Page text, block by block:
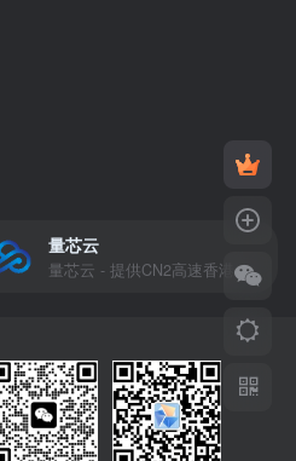
量芯云
量芯云 - 提供CN2高速香港美国云服务器&专业高防服务器租用等云服务器供应商